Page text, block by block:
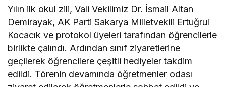
Yılın ilk okul zili, Vali Vekilimiz Dr. İsmail Altan
Demirayak, AK Parti Sakarya Milletvekili Ertuğrul
Kocacık ve protokol üyeleri tarafından öğrencilerle
birlikte çalındı. Ardından sınıf ziyaretlerine
geçilerek öğrencilere çeşitli hediyeler takdim
edildi. Törenin devamında öğretmenler odası